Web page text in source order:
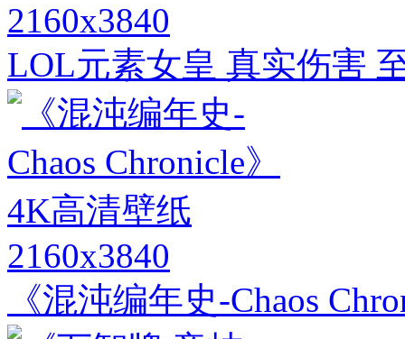
2160x3840
LOL元素女皇 真实伤害
2160x3840
《混沌编年史-Chaos